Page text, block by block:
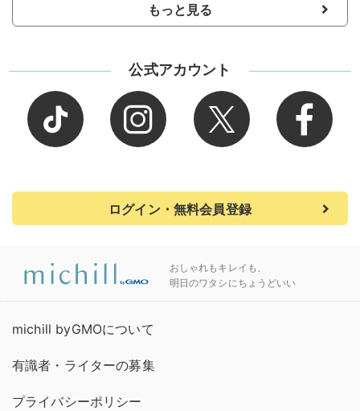
もっと見る
公式アカウント
ログイン・無料会員登録
おしゃれもキレイも、
明日のワタシにちょうどいい
michill byGMOについて
有識者・ライターの募集
プライバシーポリシー